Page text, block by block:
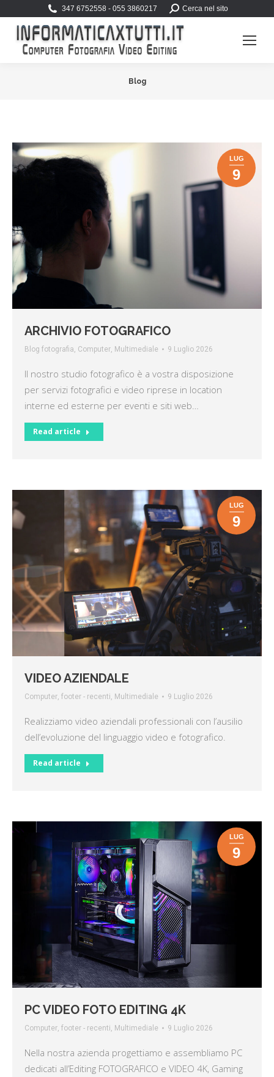
347 6752558 - 055 3860217 Search:Cerca nel sito
Blog
LUG
9
ARCHIVIO FOTOGRAFICO
Blog fotografia, Computer, Multimediale 9 Luglio 2026
Il nostro studio fotografico è a vostra disposizione
per servizi fotografici e video riprese in location
interne ed esterne per eventi e siti web…
Read article
LUG
9
VIDEO AZIENDALE
Computer, footer - recenti, Multimediale 9 Luglio 2026
Realizziamo video aziendali professionali con l’ausilio
dell’evoluzione del linguaggio video e fotografico.
Read article
LUG
9
PC VIDEO FOTO EDITING 4K
Computer, footer - recenti, Multimediale 9 Luglio 2026
Nella nostra azienda progettiamo e assembliamo PC
dedicati all’Editing FOTOGRAFICO e VIDEO 4K, Gaming